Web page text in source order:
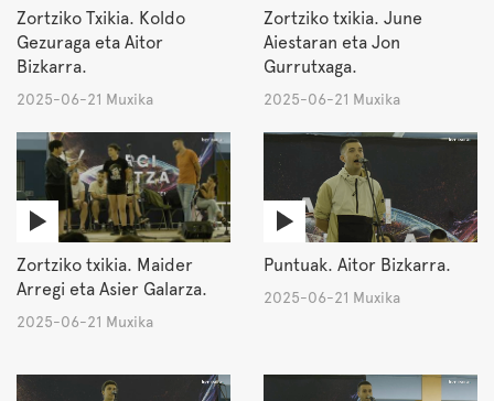
Zortziko Txikia. Koldo
Gezuraga eta Aitor
Bizkarra.
2025-06-21 Muxika
Zortziko txikia. June
Aiestaran eta Jon
Gurrutxaga.
2025-06-21 Muxika
Zortziko txikia. Maider
Arregi eta Asier Galarza.
2025-06-21 Muxika
Puntuak. Aitor Bizkarra.
2025-06-21 Muxika